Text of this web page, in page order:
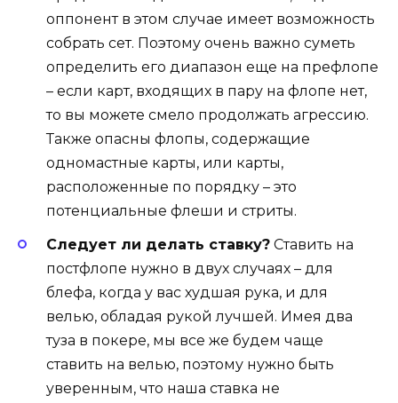
оппонент в этом случае имеет возможность
собрать сет. Поэтому очень важно суметь
определить его диапазон еще на префлопе
– если карт, входящих в пару на флопе нет,
то вы можете смело продолжать агрессию.
Также опасны флопы, содержащие
одномастные карты, или карты,
расположенные по порядку – это
потенциальные флеши и стриты.
Следует ли делать ставку? Ставить на
постфлопе нужно в двух случаях – для
блефа, когда у вас худшая рука, и для
велью, обладая рукой лучшей. Имея два
туза в покере, мы все же будем чаще
ставить на велью, поэтому нужно быть
уверенным, что наша ставка не